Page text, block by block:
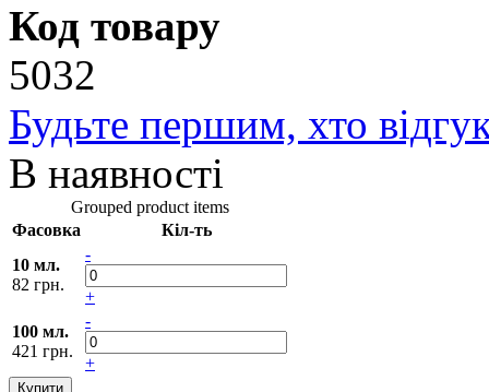
Код товару
5032
Будьте першим, хто
В наявності
Grouped product items
Фасовка
Кіл-ть
10 мл.
82 грн.
-
+
100 мл.
421 грн.
-
+
Купити